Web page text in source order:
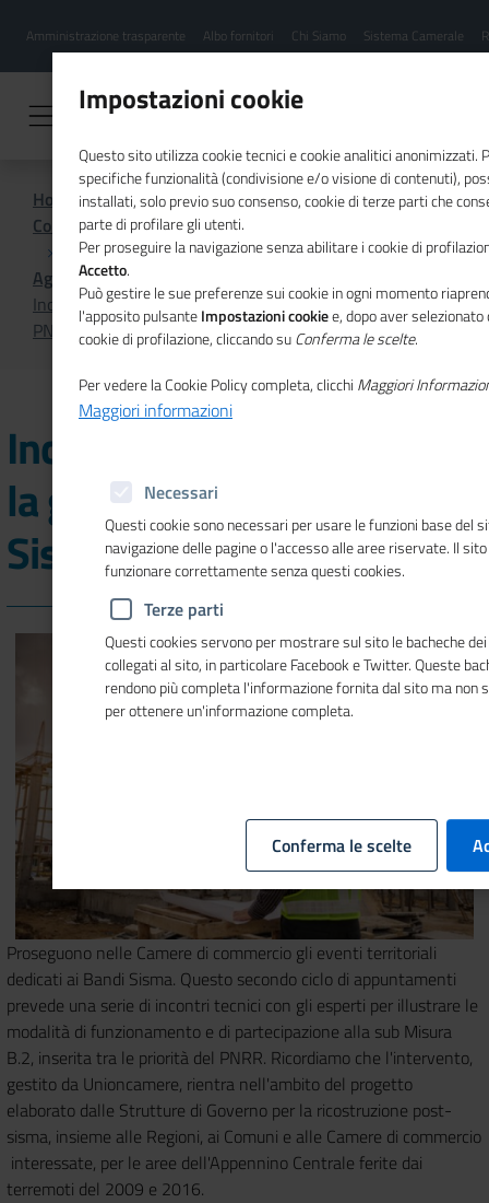
contenuto
Menu
hamburgher
Amministrazione trasparente Albo fornitori Chi Siamo Sistema Camerale
Home
Comunicazione istituzionale per il sistema camerale
Agenda
Incontri con gli esperti per la gestione dei Bandi Sisma
PNRR
Incontri con gli esperti per
la gestione dei Bandi
Sisma PNRR
Proseguono nelle Camere di commercio gli eventi territoriali
dedicati ai Bandi Sisma. Questo secondo ciclo di appuntamenti
prevede una serie di incontri tecnici con gli esperti per illustrare le
modalità di funzionamento e di partecipazione alla sub Misura
B.2, inserita tra le priorità del PNRR. Ricordiamo che l'intervento,
gestito da Unioncamere, rientra nell'ambito del progetto
elaborato dalle Strutture di Governo per la ricostruzione post-
sisma, insieme alle Regioni, ai Comuni e alle Camere di commercio
interessate, per le aree dell'Appennino Centrale ferite dai
terremoti del 2009 e 2016.
Impostazioni cookie
Questo sito utilizza cookie tecnici e cookie analitici anonimizzati.
specifiche funzionalità (condivisione e/o visione di contenuti),
installati, solo previo suo consenso, cookie di terze parti che
parte di profilare gli utenti.
Per proseguire la navigazione senza abilitare i cookie di
Accetto.
Può gestire le sue preferenze sui cookie in ogni momento
l'apposito pulsanteImpostazioni cookiee, dopo aver
cookie di profilazione, cliccando suConferma le scelte.
Per vedere la Cookie Policy completa, clicchi Maggiori
Maggiori informazioni
Necessari
Questi cookie sono necessari per usare le funzioni base del
navigazione delle pagine o l'accesso alle aree riservate. Il
funzionare correttamente senza questi cookies.
Terze parti
Questi cookies servono per mostrare sul sito le bacheche
collegati al sito, in particolare Facebook e Twitter. Queste
rendono più completa l'informazione fornita dal sito ma non
per ottenere un'informazione completa.
Conferma le scelte